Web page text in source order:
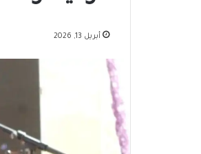
أبريل 13, 2026